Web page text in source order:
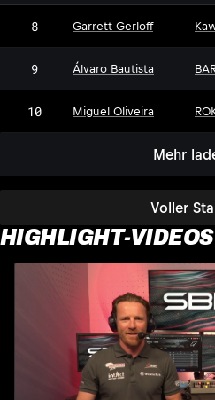
Voller
8 Garrett Gerloff
9 Álvaro Bautista
10 Miguel Oliveira
Mehr
HIGHLIGHT-VIDEOS